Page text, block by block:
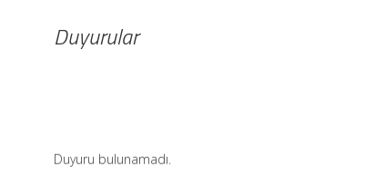
Duyurular
Duyuru bulunamadı.